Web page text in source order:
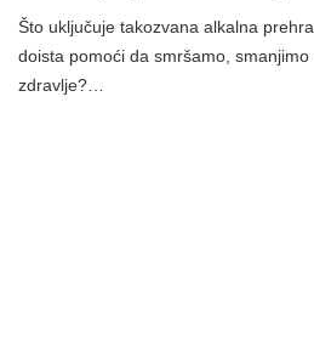
Što uključuje takozvana alkalna
doista pomoći da smršamo,
zdravlje?…